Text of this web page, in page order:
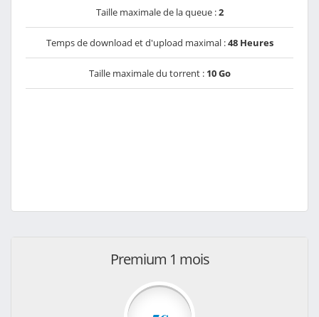
Taille maximale de la queue :2
Temps de download et d'upload maximal :48 Heures
Taille maximale du torrent : 10 Go
Premium 1 mois